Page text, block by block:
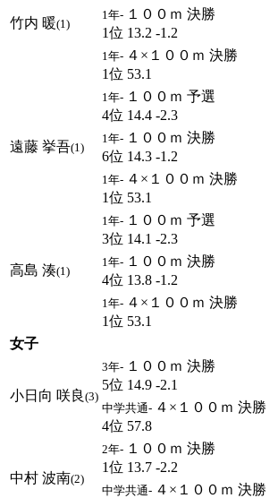
竹内 暖(1)
1年- １００ｍ 決勝
1位 13.2 -1.2
1年- ４×１００ｍ 決勝
1位 53.1
遠藤 挙吾(1)
1年- １００ｍ 予選
4位 14.4 -2.3
1年- １００ｍ 決勝
6位 14.3 -1.2
1年- ４×１００ｍ 決勝
1位 53.1
高島 湊(1)
1年- １００ｍ 予選
3位 14.1 -2.3
1年- １００ｍ 決勝
4位 13.8 -1.2
1年- ４×１００ｍ 決勝
1位 53.1
女子
小日向 咲良 (3)
3年- １００ｍ 決勝
5位 14.9 -2.1
中学共通- ４×１００ｍ 決勝
4位 57.8
中村 波南(2)
2年- １００ｍ 決勝
1位 13.7 -2.2
中学共通- ４×１００ｍ 決勝